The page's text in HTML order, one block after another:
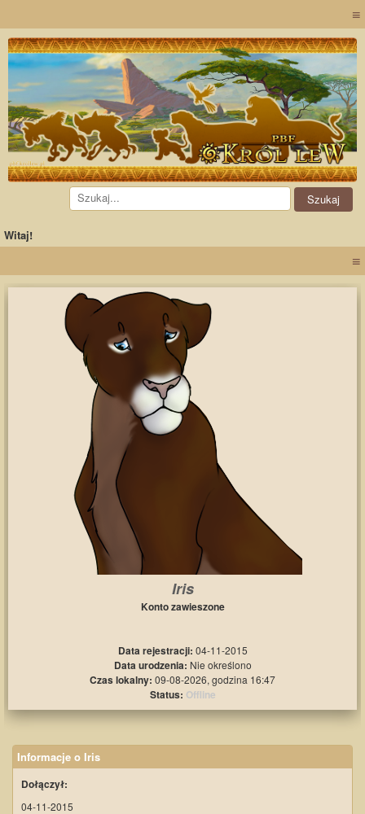
≡
Witaj!
≡
Iris
Konto zawieszone
Data rejestracji: 04-11-2015
Data urodzenia: Nie określono
Czas lokalny: 09-08-2026, godzina 16:47
Status: Offline
Informacje o Iris
Dołączył:
04-11-2015